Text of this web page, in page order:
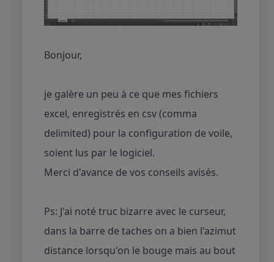
Bonjour,
je galère un peu à ce que mes fichiers
excel, enregistrés en csv (comma
delimited) pour la configuration de voile,
soient lus par le logiciel.
Merci d'avance de vos conseils avisés.
Ps: J'ai noté truc bizarre avec le curseur,
dans la barre de taches on a bien l'azimut
distance lorsqu'on le bouge mais au bout